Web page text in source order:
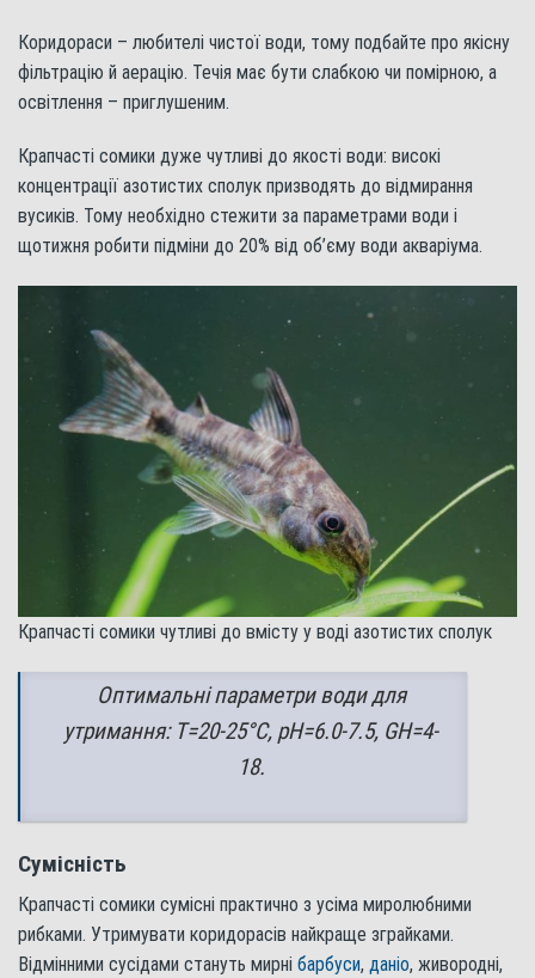
Коридораси – любителі чистої води, тому подбайте про якісну
фільтрацію й аерацію. Течія має бути слабкою чи помірною, а
освітлення – приглушеним.
Крапчасті сомики дуже чутливі до якості води: високі
концентрації азотистих сполук призводять до відмирання
вусиків. Тому необхідно стежити за параметрами води і
щотижня робити підміни до 20% від об’єму води акваріума.
Крапчасті сомики чутливі до вмісту у воді азотистих сполук
Оптимальні параметри води для
утримання: Т=20-25°С, pH=6.0-7.5, GH=4-
18.
Сумісність
Крапчасті сомики сумісні практично з усіма миролюбними
рибками. Утримувати коридорасів найкраще зграйками.
Відмінними сусідами стануть мирні барбуси, даніо, живородні,